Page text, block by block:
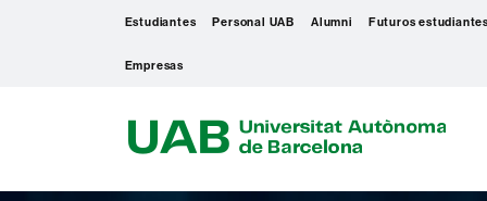
Estudiantes Personal UAB Alumni Futuros estudiantes
Empresas
A